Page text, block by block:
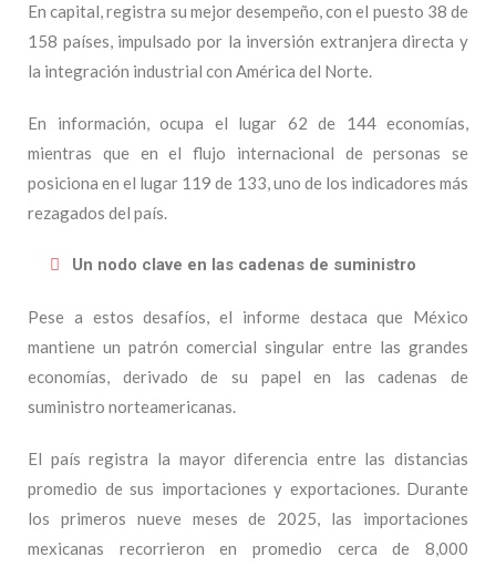
En capital, registra su mejor desempeño, con el puesto 38 de
158 países, impulsado por la inversión extranjera directa y
la integración industrial con América del Norte.
En información, ocupa el lugar 62 de 144 economías,
mientras que en el flujo internacional de personas se
posiciona en el lugar 119 de 133, uno de los indicadores más
rezagados del país.
Un nodo clave en las cadenas de suministro
Pese a estos desafíos, el informe destaca que México
mantiene un patrón comercial singular entre las grandes
economías, derivado de su papel en las cadenas de
suministro norteamericanas.
El país registra la mayor diferencia entre las distancias
promedio de sus importaciones y exportaciones. Durante
los primeros nueve meses de 2025, las importaciones
mexicanas recorrieron en promedio cerca de 8,000